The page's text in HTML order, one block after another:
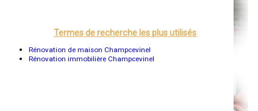
Dole
Mont-de-Marsan
Termes de recherche les plus utilisés
Rénovation de maison Champcevinel
Rénovation immobilière Champcevinel